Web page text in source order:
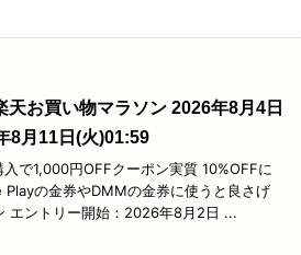
天お買い物マラソン 2026年8月4日
8月11日(火)01:59
で1,000円OFFクーポン実質 10%OFFに
の金券やDMMの金券に使うと良さげ
エントリー開始：2026年8月2日 ...